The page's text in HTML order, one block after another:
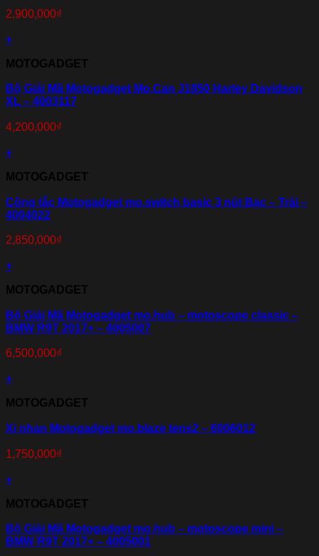
2,900,000₫
+
MOTOGADGET
Bộ Giải Mã Motogadget Mo.Can J1850 Harley Davidson
XL – 4003117
4,200,000₫
+
MOTOGADGET
Công tắc Motogadget mo.switch basic 3 nút Bạc – Trái –
4004022
2,850,000₫
+
MOTOGADGET
Bộ Giải Mã Motogadget mo.hub – motoscope classic –
BMW R9T 2017+ – 4005007
6,500,000₫
+
MOTOGADGET
Xi nhan Motogadget mo.blaze tens2 – 6006012
1,750,000₫
+
MOTOGADGET
Bộ Giải Mã Motogadget mo.hub – motoscope mini –
BMW R9T 2017+ – 4005001